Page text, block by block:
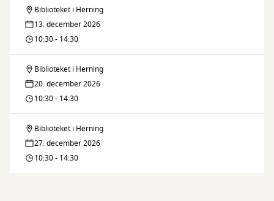
Søndagskrea
Biblioteket i Herning
13. december 2026
10:30 - 14:30
Søndagskrea
Biblioteket i Herning
20. december 2026
10:30 - 14:30
Søndagskrea
Biblioteket i Herning
27. december 2026
10:30 - 14:30